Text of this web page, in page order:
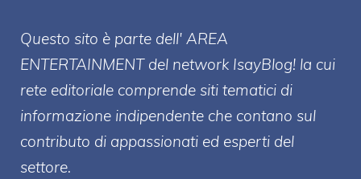
Questo sito è parte dell' AREA
ENTERTAINMENT del network IsayBlog! la cui
rete editoriale comprende siti tematici di
informazione indipendente che contano sul
contributo di appassionati ed esperti del
settore.